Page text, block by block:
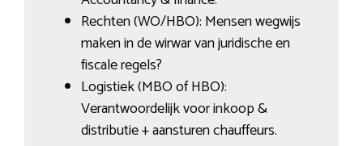
Rechten (WO/HBO): Mensen wegwijs
maken in de wirwar van juridische en
fiscale regels?
Logistiek (MBO of HBO):
Verantwoordelijk voor inkoop &
distributie + aansturen chauffeurs.